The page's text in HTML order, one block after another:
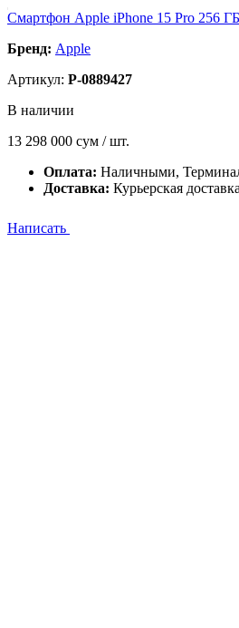
Смартфон Apple iPhone 15 Pro 256
Бренд: Apple
Артикул: P-0889427
В наличии
13 298 000 сум / шт.
Оплата: Наличными,
Доставка: Курьерская
Написать